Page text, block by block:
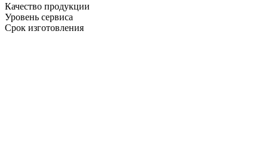
Качество продукции
Уровень сервиса
Срок изготовления